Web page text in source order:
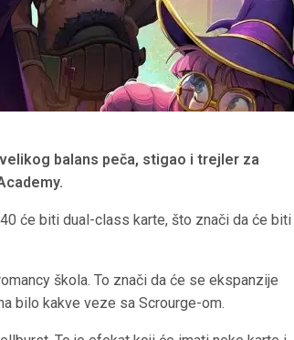
balans peča, stigao i trejler za
.
će biti dual-class karte, što znači da će biti
škola. To znači da će se ekspanzije
bilo kakve veze sa Scrourge-om.